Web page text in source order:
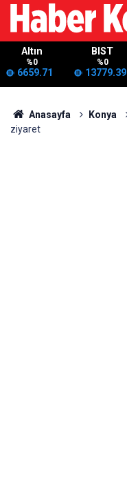
Altın
%0
6659.71
BIST
%0
13779.39
Anasayfa Konya
ziyaret